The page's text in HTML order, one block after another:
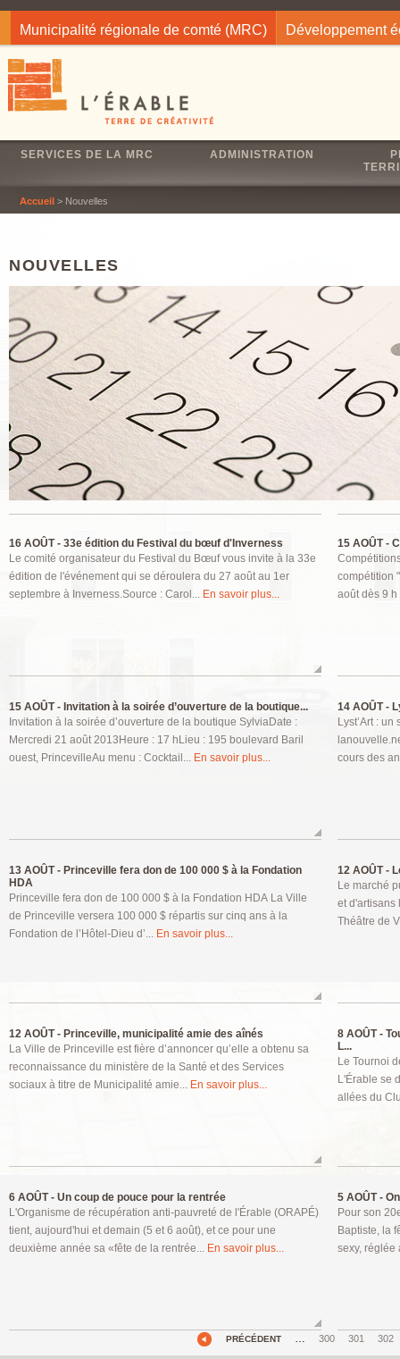
Municipalité régionale de comté (MRC) Développement
SERVICES DE LA MRC ADMINISTRATION
Accueil > Nouvelles
NOUVELLES
16 AOÛT - 33e édition du Festival du bœuf d'Inverness
Le comité organisateur du Festival du Bœuf vous invite à la 33e
édition de l'événement qui se déroulera du 27 août au 1er
septembre à Inverness.Source : Carol... En savoir plus...
15 AOÛT -
compétition
août dès 9
15 AOÛT - Invitation à la soirée d’ouverture de la boutique...
Invitation à la soirée d’ouverture de la boutique SylviaDate :
Mercredi 21 août 2013Heure : 17 hLieu : 195 boulevard Baril
ouest, PrincevilleAu menu : Cocktail... En savoir plus...
14 AOÛT -
Lyst’Art :
cours des
13 AOÛT - Princeville fera don de 100 000 $ à la Fondation
HDA
Princeville fera don de 100 000 $ à la Fondation HDA La Ville
de Princeville versera 100 000 $ répartis sur cinq ans à la
Fondation de l’Hôtel-Dieu d’... En savoir plus...
12 AOÛT -
Le marché
et d'artisans
Théâtre de
12 AOÛT - Princeville, municipalité amie des aînés
La Ville de Princeville est fière d’annoncer qu’elle a obtenu sa
reconnaissance du ministère de la Santé et des Services
sociaux à titre de Municipalité amie... En savoir plus...
8 AOÛT -
L...
Le Tournoi
L'Érable se
allées du
6 AOÛT - Un coup de pouce pour la rentrée
L'Organisme de récupération anti-pauvreté de l'Érable (ORAPÉ)
tient, aujourd'hui et demain (5 et 6 août), et ce pour une
deuxième année sa «fête de la rentrée... En savoir plus...
5 AOÛT -
Pour son
Baptiste, la
sexy, réglée
Pages
PRÉCÉDENT … 300 301 302